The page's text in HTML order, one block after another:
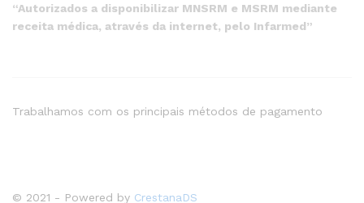
“Autorizados a disponibilizar MNSRM e MSRM mediante
receita médica, através da internet, pelo Infarmed”
© 2021 - Powered by CrestanaDS
Trabalhamos com os principais métodos de pagamento